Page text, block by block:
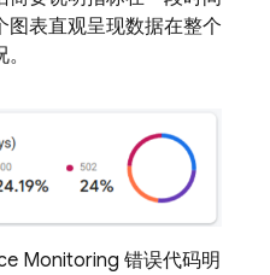
图表直观呈现数据在整个
Monitoring 错误代码明